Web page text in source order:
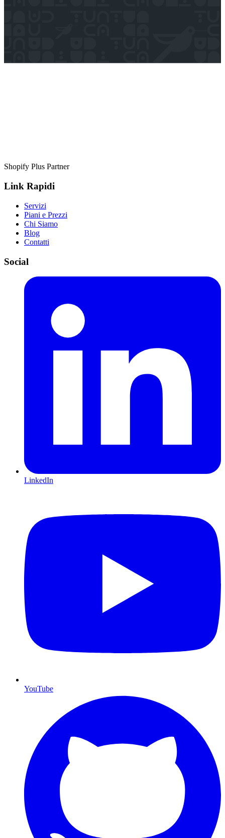
Shopify Plus Partner
Link Rapidi
Servizi
Piani e Prezzi
Chi Siamo
Blog
Contatti
Social
LinkedIn
YouTube